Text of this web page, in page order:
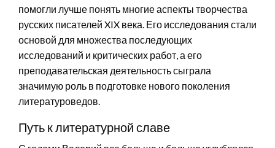
помогли лучше понять многие аспекты творчества
русских писателей XIX века. Его исследования стали
основой для множества последующих
исследований и критических работ, а его
преподавательская деятельность сыграла
значимую роль в подготовке нового поколения
литературоведов.
Путь к литературной славе